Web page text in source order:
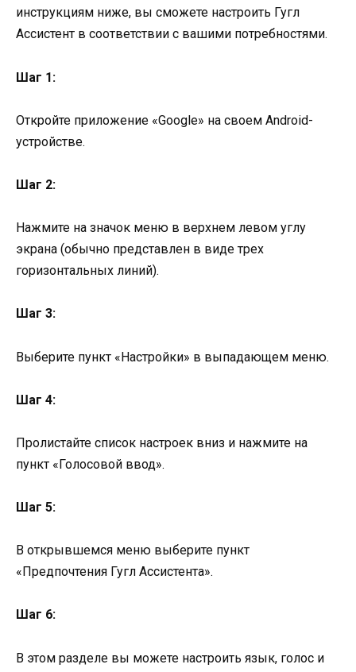
инструкциям ниже, вы сможете настроить Гугл
Ассистент в соответствии с вашими потребностями.
Шаг 1:
Откройте приложение «Google» на своем Android-
устройстве.
Шаг 2:
Нажмите на значок меню в верхнем левом углу
экрана (обычно представлен в виде трех
горизонтальных линий).
Шаг 3:
Выберите пункт «Настройки» в выпадающем меню.
Шаг 4:
Пролистайте список настроек вниз и нажмите на
пункт «Голосовой ввод».
Шаг 5:
В открывшемся меню выберите пункт
«Предпочтения Гугл Ассистента».
Шаг 6:
В этом разделе вы можете настроить язык, голос и